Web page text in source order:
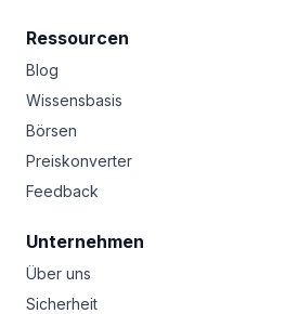
Ressourcen
Blog
Wissensbasis
Börsen
Preiskonverter
Feedback
Unternehmen
Über uns
Sicherheit